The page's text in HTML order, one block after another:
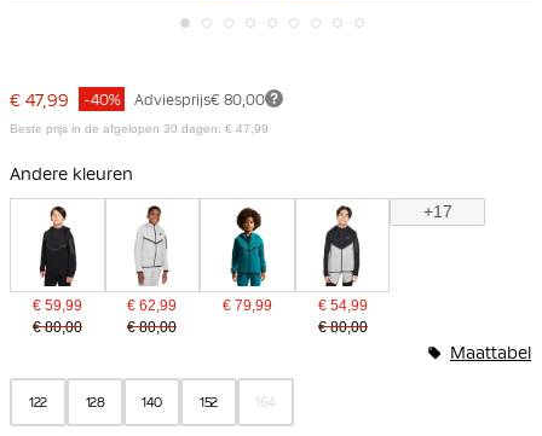
begin
van
gallerij
€ 47,99 Adviesprijs€ 80,00
-40%
Beste prijs in de afgelopen 30 dagen: € 47,99
Andere kleuren
€ 59,99
€ 80,00
€ 62,99
€ 80,00
€ 79,99
€ 54,99
€ 80,00
+17
122 128 140 152 164
Maattabel